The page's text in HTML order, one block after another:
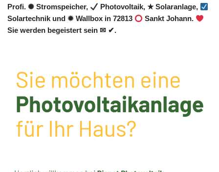
Profi. ✺ Stromspeicher,
Photovoltaik, ★ Solaranlage,
Solartechnik und ✹ Wallbox in 72813
Sankt Johann.
Sie werden begeistert sein ✉ ✔.